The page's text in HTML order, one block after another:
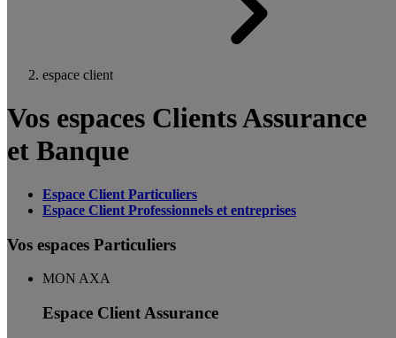
espace client
Vos espaces Clients Assurance
et Banque
Espace Client Particuliers
Espace Client Professionnels et entreprises
Vos espaces Particuliers
MON AXA
Espace Client Assurance